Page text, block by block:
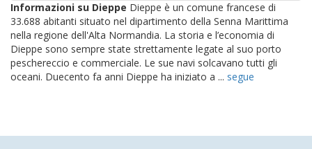
Informazioni su Dieppe Dieppe è un comune francese di
33.688 abitanti situato nel dipartimento della Senna Marittima
nella regione dell'Alta Normandia. La storia e l’economia di
Dieppe sono sempre state strettamente legate al suo porto
peschereccio e commerciale. Le sue navi solcavano tutti gli
oceani. Duecento fa anni Dieppe ha iniziato a ... segue